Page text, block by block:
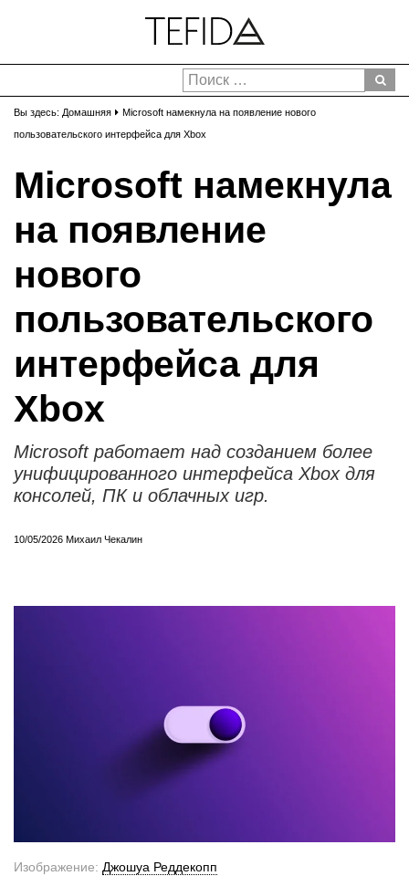
Вы здесь: Домашняя
Microsoft намекнула на появление нового
пользовательского интерфейса для Xbox
Microsoft намекнула
на появление
нового
пользовательского
интерфейса для
Xbox
Microsoft работает над созданием более
унифицированного интерфейса Xbox для
консолей, ПК и облачных игр.
10/05/2026 Михаил Чекалин
Изображение: Джошуа Реддекопп